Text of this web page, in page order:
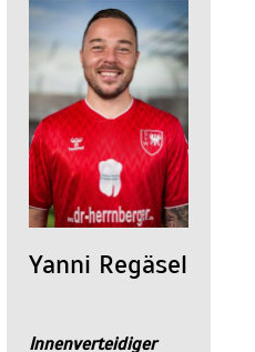
Yanni Regäsel
Innenverteidiger